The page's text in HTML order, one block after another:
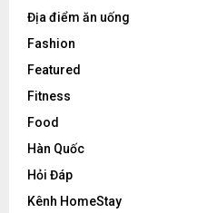
Địa điểm ăn uống
Fashion
Featured
Fitness
Food
Hàn Quốc
Hỏi Đáp
Kênh HomeStay